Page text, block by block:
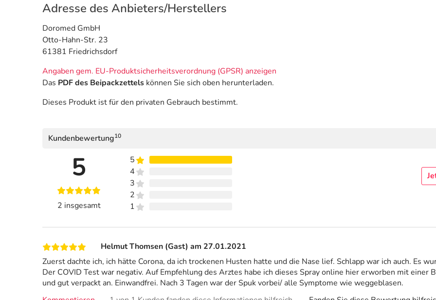
Adresse des Anbieters/Herstellers
Doromed GmbH
Otto-Hahn-Str. 23
61381 Friedrichsdorf
Angaben gem. EU-Produktsicherheitsverordnung (GPSR) anzeigen
Das PDF des Beipackzettels können Sie sich oben herunterladen.
Dieses Produkt ist für den privaten Gebrauch bestimmt.
Kundenbewertung10
5
2 insgesamt
5
4
3
2
1
Helmut Thomsen (Gast) am 27.01.2021
Zuerst dachte ich, ich hätte Corona, da ich trockenen Husten hatte und die Nase lief. Schlapp war ich auch. Es
Der COVID Test war negativ. Auf Empfehlung des Arztes habe ich dieses Spray online hier erworben mit
und gut verpackt an. Einwandfrei. Nach 3 Tagen war der Spuk vorbei/ alle Symptome wie weggeblasen.